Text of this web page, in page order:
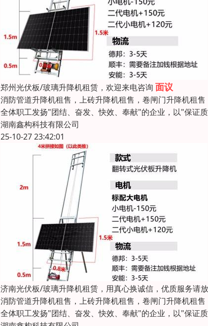
郑州光伏板/玻璃升降机租赁，欢迎来电咨询 面议
消防管道升降机租售，上砖升降机租售，卷闸门升降机租
全体职工发扬"团结、奋发、快效、奉献"的企业，以"保
湖南鑫构科技有限公司
25-10-27 23:42:01
济南光伏板/玻璃升降机租赁，用真心换诚信，优质服务请
消防管道升降机租售，上砖升降机租售，卷闸门升降机租
全体职工发扬"团结、奋发、快效、奉献"的企业，以"保